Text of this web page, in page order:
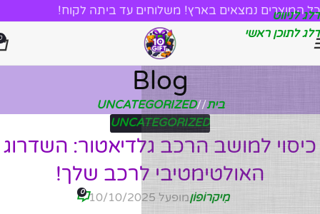
דלג לניווט
דלג לתוכן ראשי
כל המוצרים נמצאים בארץ! משלוחים עד ביתה לקוח!
Blog
בית/
UNCATEGORIZED
UNCATEGORIZED
כיסוי למושב הרכב גלדיאטור: השדרוג
האולטימטיבי לרכב שלך!
מִיקרוֹפוֹןמופעל 10/10/2025 0